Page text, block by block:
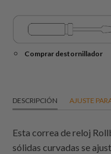
Comprar destornillador
DESCRIPCIÓN AJUSTE
Esta correa de reloj
sólidas curvadas se